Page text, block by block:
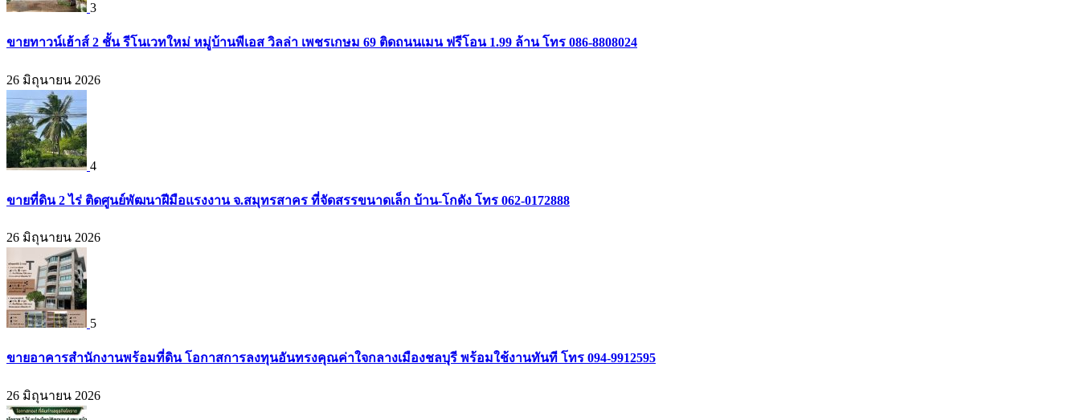
3
ขายทาวน์เฮ้าส์ 2 ชั้น รีโนเวทใหม่ หมู่บ้านพีเอส วิลล่า เพชรเกษม 69 ติดถนนเมน ฟรีโอน 1.99 ล้าน โทร 086-8808024
26 มิถุนายน 2026
4
ขายที่ดิน 2 ไร่ ติดศูนย์พัฒนาฝีมือแรงงาน จ.สมุทรสาคร ที่จัดสรรขนาดเล็ก บ้าน-โกดัง โทร 062-0172888
26 มิถุนายน 2026
5
ขายอาคารสำนักงานพร้อมที่ดิน โอกาสการลงทุนอันทรงคุณค่าใจกลางเมืองชลบุรี พร้อมใช้งานทันที โทร 094-9912595
26 มิถุนายน 2026